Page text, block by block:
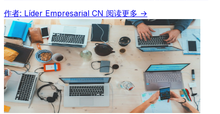
作者: Líder Empresarial CN 阅读更多 →